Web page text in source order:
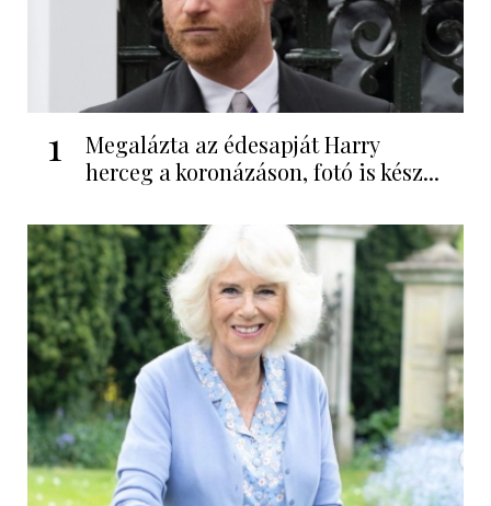
1
Megalázta az édesapját Harry
herceg a koronázáson, fotó is kész...